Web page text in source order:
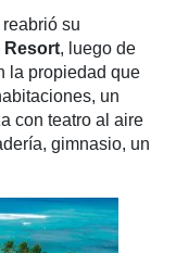
reabrió su
Resort, luego de
la propiedad que
un
con teatro al aire
gimnasio, un